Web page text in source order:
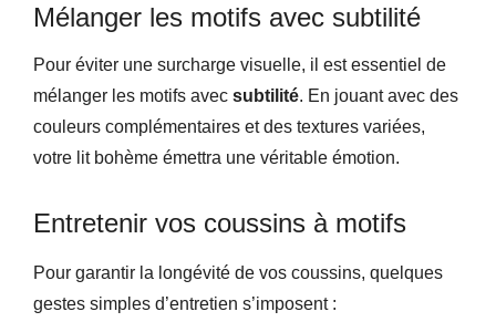
Mélanger les motifs avec subtilité
Pour éviter une surcharge visuelle, il est essentiel de
mélanger les motifs avec subtilité. En jouant avec des
couleurs complémentaires et des textures variées,
votre lit bohème émettra une véritable émotion.
Entretenir vos coussins à motifs
Pour garantir la longévité de vos coussins, quelques
gestes simples d’entretien s’imposent :